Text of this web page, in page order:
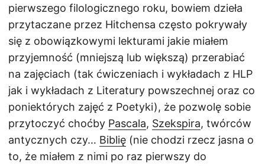
pierwszego filologicznego roku, bowiem dzieła
przytaczane przez Hitchensa często pokrywały
się z obowiązkowymi lekturami jakie miałem
przyjemność (mniejszą lub większą) przerabiać
na zajęciach (tak ćwiczeniach i wykładach z HLP
jak i wykładach z Literatury powszechnej oraz co
poniektórych zajęć z Poetyki), że pozwolę sobie
przytoczyć choćby Pascala, Szekspira, twórców
antycznych czy… Biblię (nie chodzi rzecz jasna o
to, że miałem z nimi po raz pierwszy do